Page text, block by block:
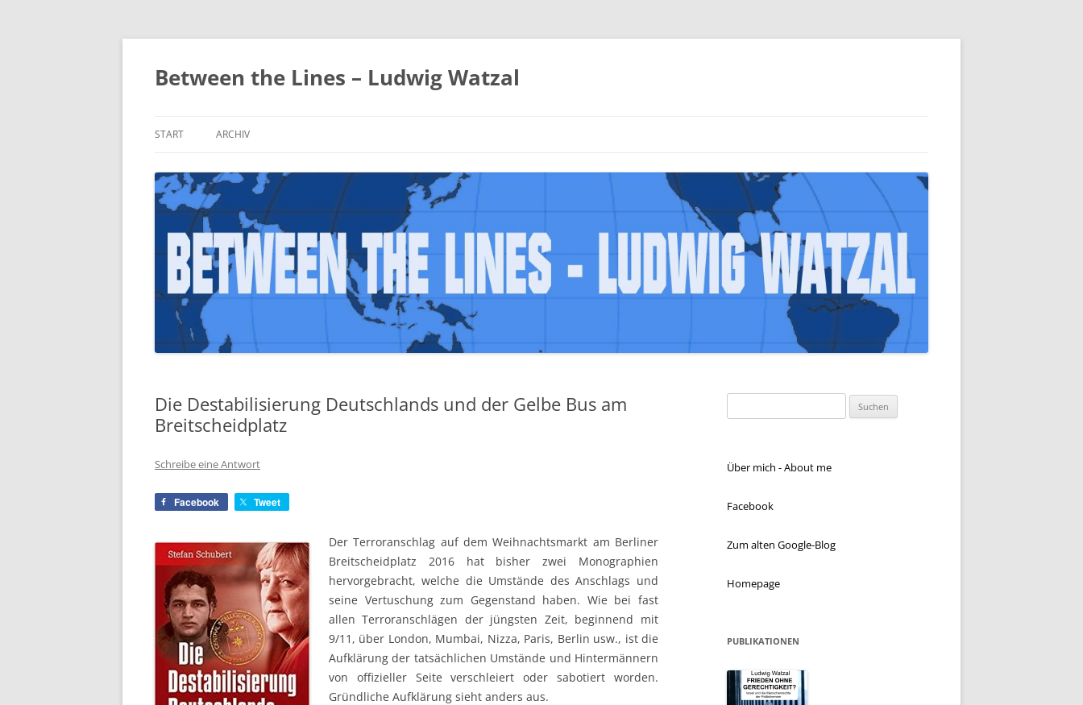
Zum
Between the Lines – Ludwig Watzal
START ARCHIV
Die Destabilisierung Deutschlands und der Gelbe Bus am
Breitscheidplatz
Schreibe eine Antwort
Facebook Tweet
Der Terroranschlag auf dem Weihnachtsmarkt am Berliner
Breitscheidplatz 2016 hat bisher zwei Monographien
hervorgebracht, welche die Umstände des Anschlags und
seine Vertuschung zum Gegenstand haben. Wie bei fast
allen Terroranschlägen der jüngsten Zeit, beginnend mit
9/11, über London, Mumbai, Nizza, Paris, Berlin usw., ist die
Aufklärung der tatsächlichen Umstände und Hintermännern
von offizieller Seite verschleiert oder sabotiert worden.
Gründliche Aufklärung sieht anders aus.
nach:
Über mich - About me
Facebook
Zum alten Google-Blog
Homepage
PUBLIKATIONEN